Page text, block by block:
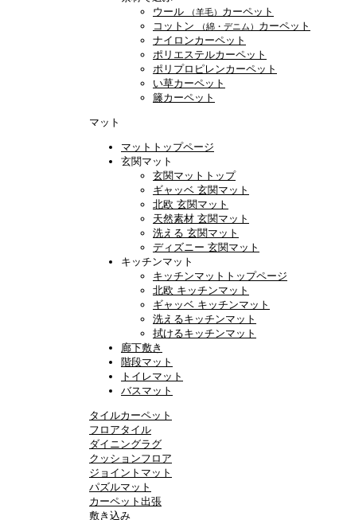
ウール
（羊毛） カーペット
コットン
（綿・デニム） カーペット
ナイロンカーペット
ポリエステルカーペット
ポリプロピレンカーペット
い草カーペット
籐カーペット
マット
マットトップページ
玄関マット
玄関マットトップ
ギャッベ 玄関マット
北欧 玄関マット
天然素材 玄関マット
洗える 玄関マット
ディズニー 玄関マット
キッチンマット
キッチンマットトップページ
北欧 キッチンマット
ギャッベ キッチンマット
洗えるキッチンマット
拭けるキッチンマット
廊下敷き
階段マット
トイレマット
バスマット
タイルカーペット
フロアタイル
ダイニングラグ
クッションフロア
ジョイントマット
パズルマット
カーペット出張
敷き込み